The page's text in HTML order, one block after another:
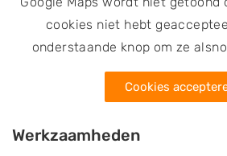
cookies niet hebt
onderstaande knop om ze
Cookies
Werkzaamheden